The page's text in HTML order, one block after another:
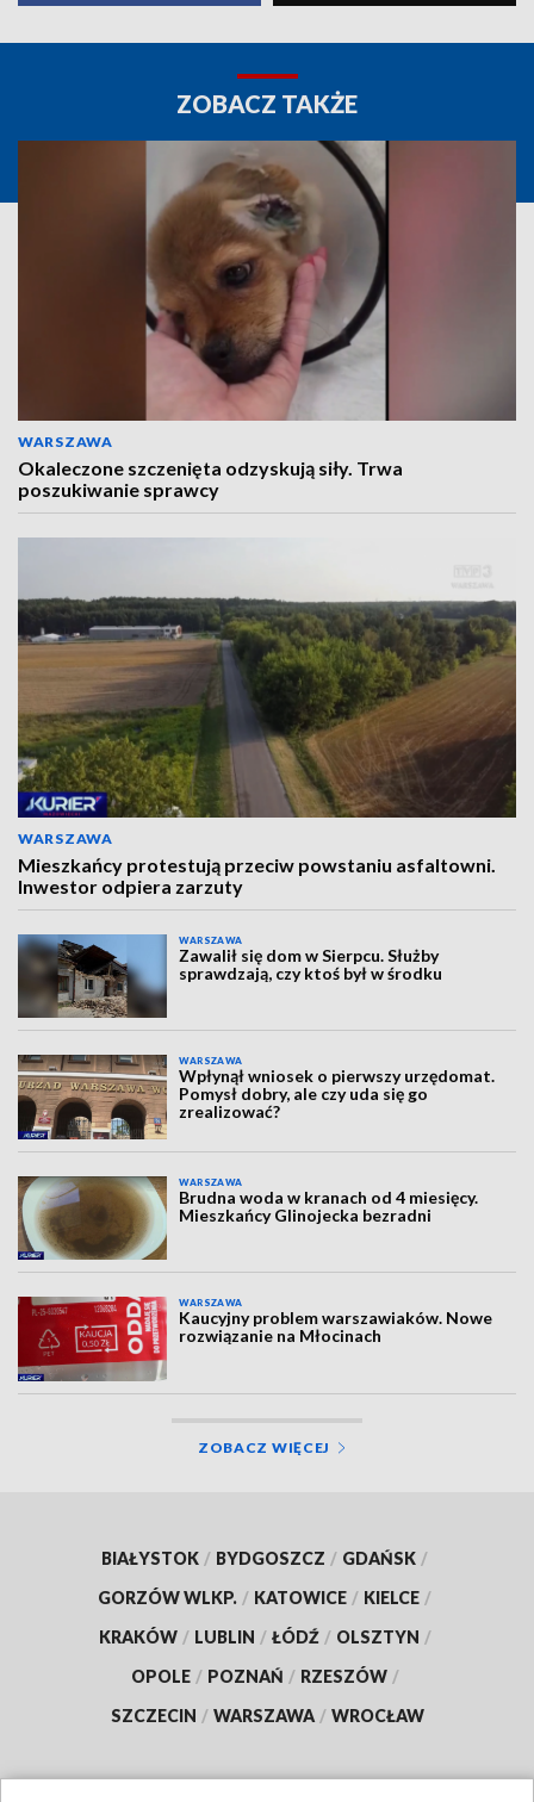
ZOBACZ TAKŻE
WARSZAWA
Okaleczone szczenięta odzyskują siły. Trwa
poszukiwanie sprawcy
WARSZAWA
Mieszkańcy protestują przeciw powstaniu asfaltowni.
Inwestor odpiera zarzuty
WARSZAWA
Zawalił się dom w Sierpcu. Służby
sprawdzają, czy ktoś był w środku
WARSZAWA
Wpłynął wniosek o pierwszy urzędomat.
Pomysł dobry, ale czy uda się go
zrealizować?
WARSZAWA
Brudna woda w kranach od 4 miesięcy.
Mieszkańcy Glinojecka bezradni
WARSZAWA
Kaucyjny problem warszawiaków. Nowe
rozwiązanie na Młocinach
ZOBACZ WIĘCEJ
BIAŁYSTOK / BYDGOSZCZ / GDAŃSK /
GORZÓW WLKP. / KATOWICE / KIELCE /
KRAKÓW / LUBLIN / ŁÓDŹ / OLSZTYN /
OPOLE / POZNAŃ / RZESZÓW /
SZCZECIN / WARSZAWA / WROCŁAW